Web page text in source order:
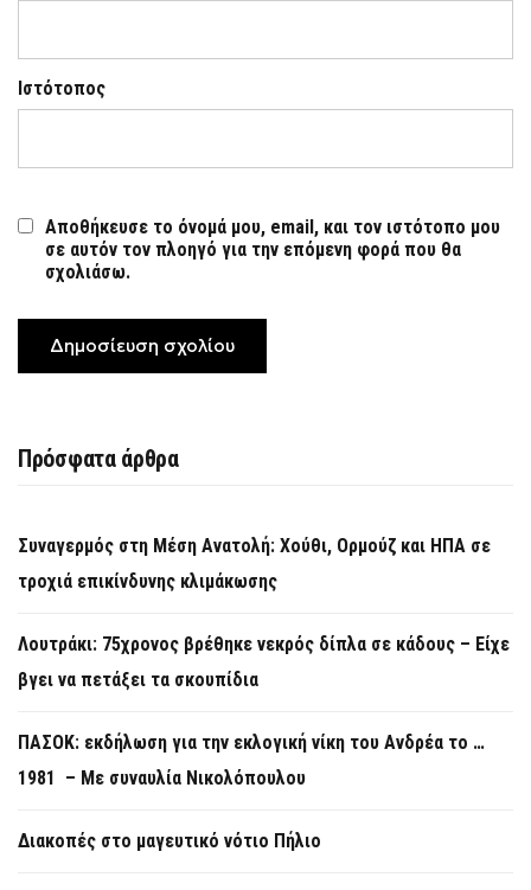
Ιστότοπος
Αποθήκευσε το όνομά μου, email, και τον ιστότοπο μου
σε αυτόν τον πλοηγό για την επόμενη φορά που θα
σχολιάσω.
Πρόσφατα άρθρα
Συναγερμός στη Μέση Ανατολή: Χούθι, Ορμούζ και ΗΠΑ σε
τροχιά επικίνδυνης κλιμάκωσης
Λουτράκι: 75χρονος βρέθηκε νεκρός δίπλα σε κάδους – Είχε
βγει να πετάξει τα σκουπίδια
ΠΑΣΟΚ: εκδήλωση για την εκλογική νίκη του Ανδρέα το …
1981 – Με συναυλία Νικολόπουλου
Διακοπές στο μαγευτικό νότιο Πήλιο